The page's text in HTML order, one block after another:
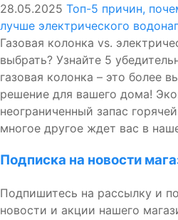
28.05.2025 Топ-5 причин,
лучше электрического
Газовая колонка vs.
выбрать? Узнайте 5
газовая колонка – это более
решение для вашего дома!
неограниченный запас
многое другое ждет вас в
Подписка на новости
Подпишитесь на рассылку и
новости и акции нашего